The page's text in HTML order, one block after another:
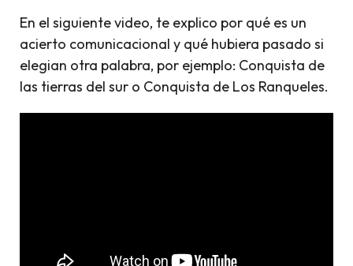
En el siguiente video, te explico por qué es un
acierto comunicacional y qué hubiera pasado si
elegian otra palabra, por ejemplo: Conquista de
las tierras del sur o Conquista de Los Ranqueles.